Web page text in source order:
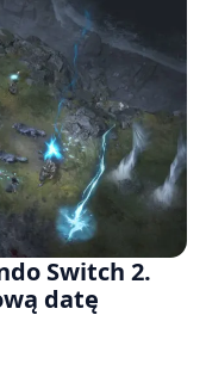
Switch 2.
datę